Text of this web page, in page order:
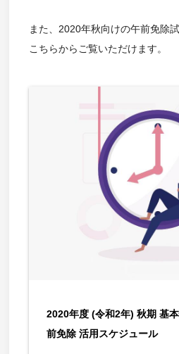
また、2020年秋向けの午前免除
こちらからご覧いただけます。
2020年度 (令和2年) 秋期 基
前免除 活用スケジュール